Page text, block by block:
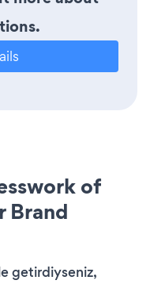
of
Brand
getirdiyseniz,